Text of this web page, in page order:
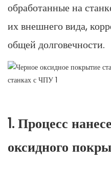
обработанные на
их внешнего вида,
общей долговечности.
1. Процесс
оксидного